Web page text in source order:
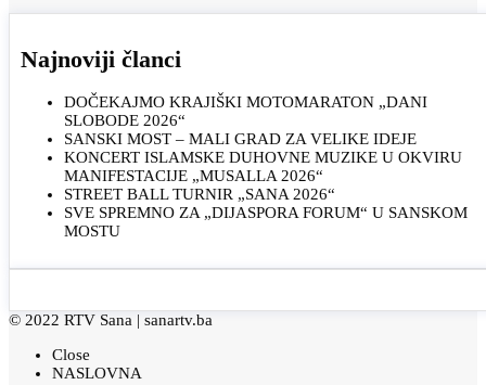
Najnoviji članci
DOČEKAJMO KRAJIŠKI MOTOMARATON „DANI
SLOBODE 2026“
SANSKI MOST – MALI GRAD ZA VELIKE IDEJE
KONCERT ISLAMSKE DUHOVNE MUZIKE U OKVIRU
MANIFESTACIJE „MUSALLA 2026“
STREET BALL TURNIR „SANA 2026“
SVE SPREMNO ZA „DIJASPORA FORUM“ U SANSKOM
MOSTU
© 2022 RTV Sana | sanartv.ba
Close
NASLOVNA